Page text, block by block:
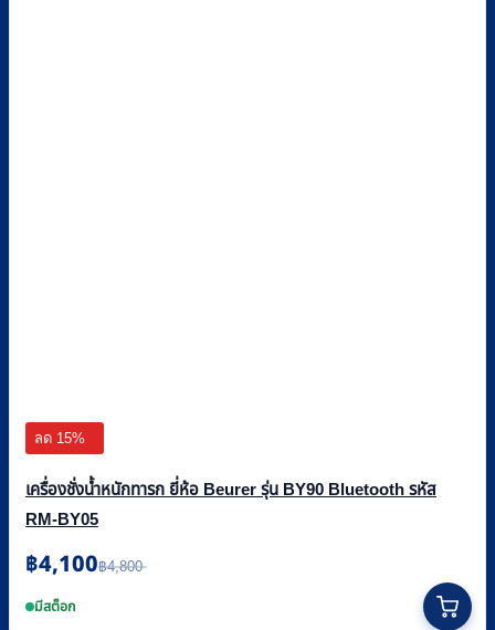
ลด 15%
เครื่องชั่งน้ำหนักทารก ยี่ห้อ Beurer รุ่น BY90 Bluetooth รหัส
RM-BY05
฿4,800
Original
price
was:
฿4,800.
฿4,100
Current
price
is:
฿4,100.
มีสต็อก